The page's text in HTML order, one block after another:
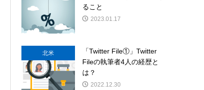
ること
2023.01.17
北米
「Twitter File①」Twitter
Fileの執筆者4人の経歴と
は？
2022.12.30